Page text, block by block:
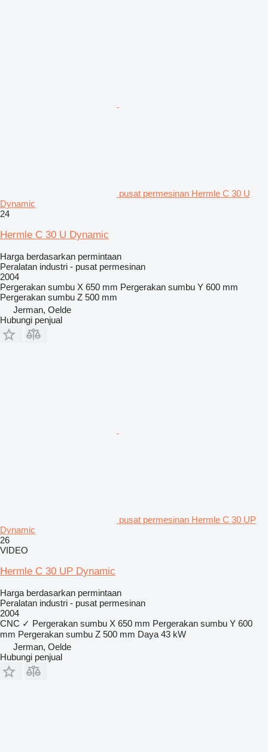
pusat permesinan Hermle C 30 U
Dynamic
24
Hermle C 30 U Dynamic
Harga berdasarkan permintaan
Peralatan industri - pusat permesinan
2004
Pergerakan sumbu X 650 mm Pergerakan sumbu Y 600 mm
Pergerakan sumbu Z 500 mm
Jerman, Oelde
Hubungi penjual
pusat permesinan Hermle C 30 UP
Dynamic
26
VIDEO
Hermle C 30 UP Dynamic
Harga berdasarkan permintaan
Peralatan industri - pusat permesinan
2004
CNC ✓ Pergerakan sumbu X 650 mm Pergerakan sumbu Y 600
mm Pergerakan sumbu Z 500 mm Daya 43 kW
Jerman, Oelde
Hubungi penjual